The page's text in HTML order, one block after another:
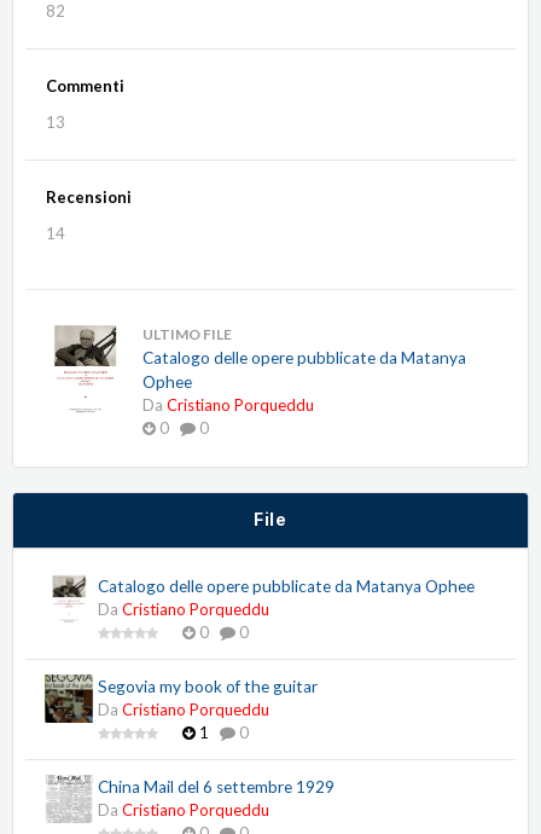
82
Commenti
13
Recensioni
14
ULTIMO FILE
Catalogo delle opere pubblicate da Matanya
Ophee
Da Cristiano Porqueddu
0
0
File
Catalogo delle opere pubblicate da Matanya Ophee
Da Cristiano Porqueddu
0
0
Segovia my book of the guitar
Da Cristiano Porqueddu
1
0
China Mail del 6 settembre 1929
Da Cristiano Porqueddu